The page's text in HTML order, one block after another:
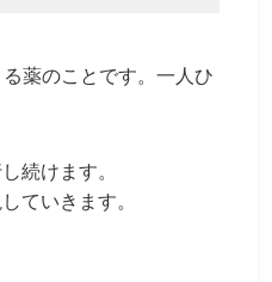
薬のことです。一人ひ
続けます。
ていきます。